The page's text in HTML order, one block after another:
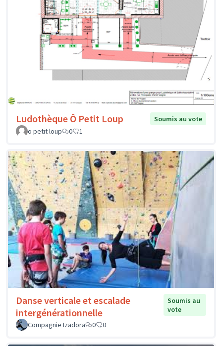
Ludothèque Ô Petit Loup
Soumis au vote
o petit loup
0 1
Danse verticale et escalade
intergénérationnelle
Soumis au
vote
Compagnie Izadora
0 0